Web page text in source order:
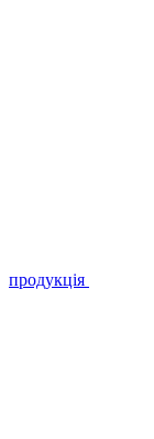
продукція